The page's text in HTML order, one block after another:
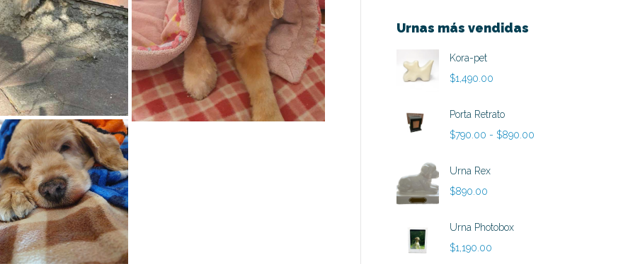
Urnas más vendidas
Kora-pet
$1,490.00
Porta Retrato
$790.00 - $890.00
Urna Rex
$890.00
Urna Photobox
$1,190.00